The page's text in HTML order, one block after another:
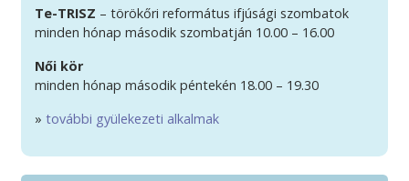
Te-TRISZ – törökőri református ifjúsági szombatok
minden hónap második szombatján 10.00 – 16.00
Női kör
minden hónap második péntekén 18.00 – 19.30
» további gyülekezeti alkalmak